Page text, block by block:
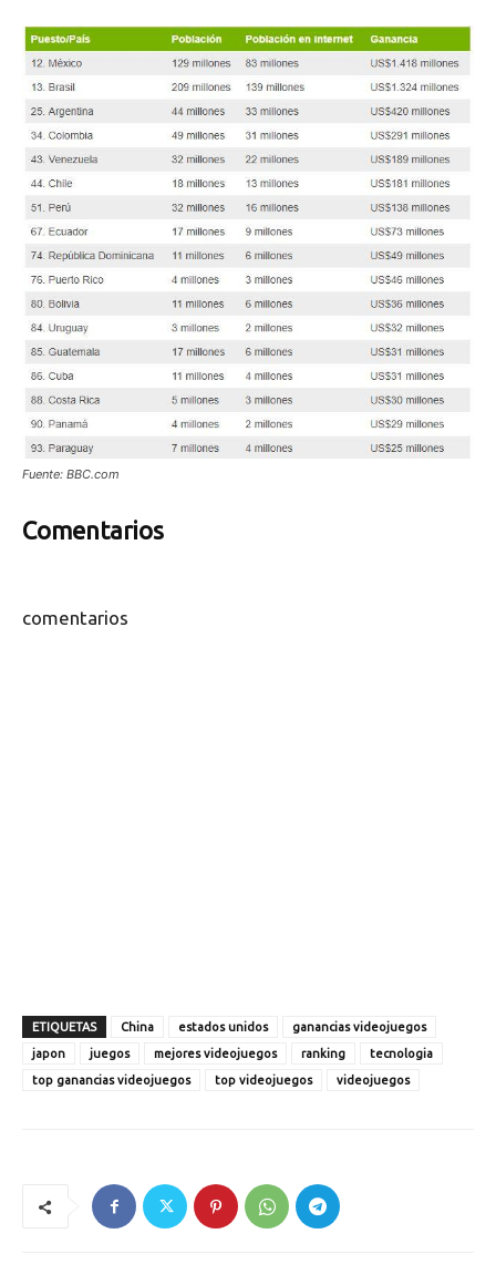
Fuente: BBC.com
Comentarios
comentarios
ETIQUETAS China estados unidos
ganancias videojuegos
japon
juegos mejores videojuegos ranking
tecnologia
top ganancias videojuegos
top videojuegos videojuegos